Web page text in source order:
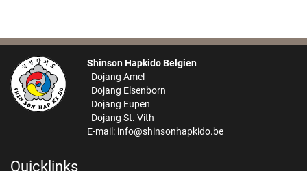
Shinson Hapkido Belgien
Dojang Amel
Dojang Elsenborn
Dojang Eupen
Dojang St. Vith
E-mail: info@shinsonhapkido.be
Quicklinks